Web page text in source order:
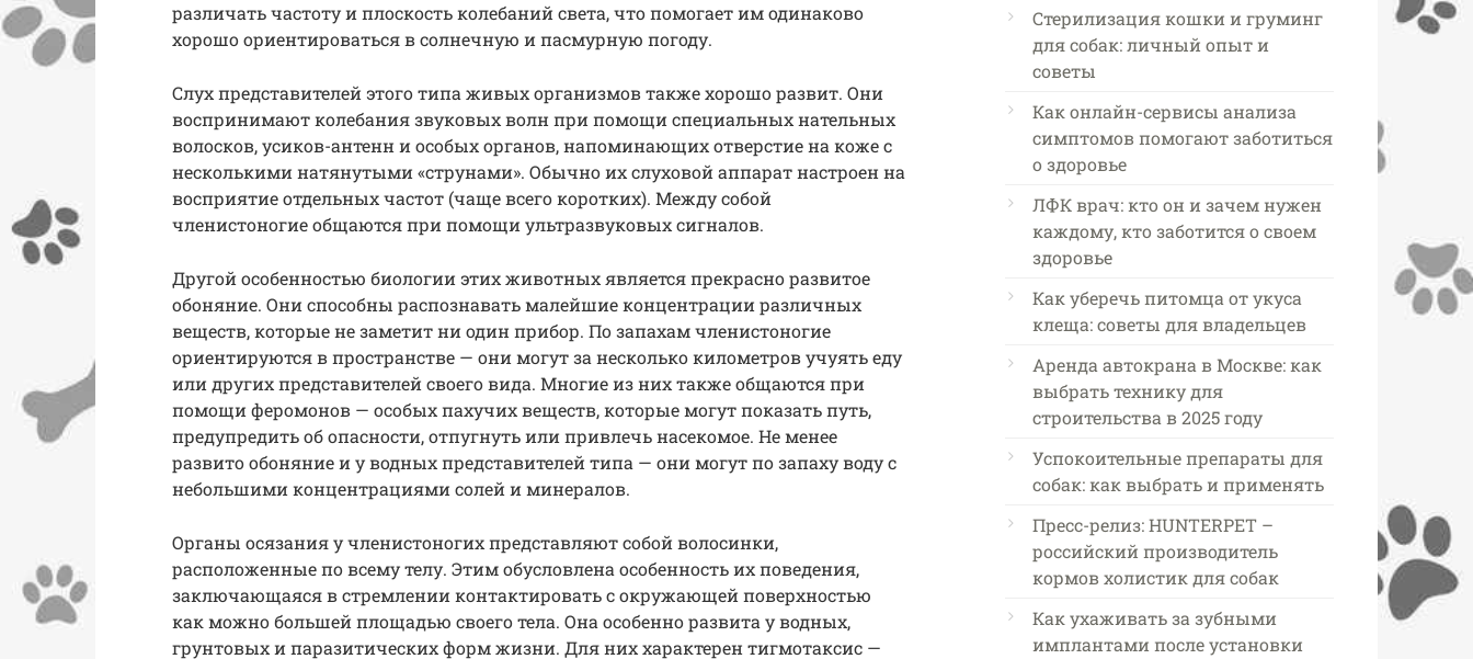
различать частоту и плоскость колебаний света, что помогает им одинаково
хорошо ориентироваться в солнечную и пасмурную погоду.
Слух представителей этого типа живых организмов также хорошо развит. Они
воспринимают колебания звуковых волн при помощи специальных нательных
волосков, усиков-антенн и особых органов, напоминающих отверстие на коже с
несколькими натянутыми «струнами». Обычно их слуховой аппарат настроен на
восприятие отдельных частот (чаще всего коротких). Между собой
членистоногие общаются при помощи ультразвуковых сигналов.
Другой особенностью биологии этих животных является прекрасно развитое
обоняние. Они способны распознавать малейшие концентрации различных
веществ, которые не заметит ни один прибор. По запахам членистоногие
ориентируются в пространстве — они могут за несколько километров учуять еду
или других представителей своего вида. Многие из них также общаются при
помощи феромонов — особых пахучих веществ, которые могут показать путь,
предупредить об опасности, отпугнуть или привлечь насекомое. Не менее
развито обоняние и у водных представителей типа — они могут по запаху воду с
небольшими концентрациями солей и минералов.
Органы осязания у членистоногих представляют собой волосинки,
расположенные по всему телу. Этим обусловлена особенность их поведения,
заключающаяся в стремлении контактировать с окружающей поверхностью
как можно большей площадью своего тела. Она особенно развита у водных,
грунтовых и паразитических форм жизни. Для них характерен тигмотаксис —
Стерилизация кошки и груминг
для собак: личный опыт и
советы
Как онлайн-сервисы анализа
симптомов помогают заботиться
о здоровье
ЛФК врач: кто он и зачем нужен
каждому, кто заботится о своем
здоровье
Как уберечь питомца от укуса
клеща: советы для владельцев
Аренда автокрана в Москве: как
выбрать технику для
строительства в 2025 году
Успокоительные препараты для
собак: как выбрать и применять
Пресс-релиз: HUNTERPET –
российский производитель
кормов холистик для собак
Как ухаживать за зубными
имплантами после установки